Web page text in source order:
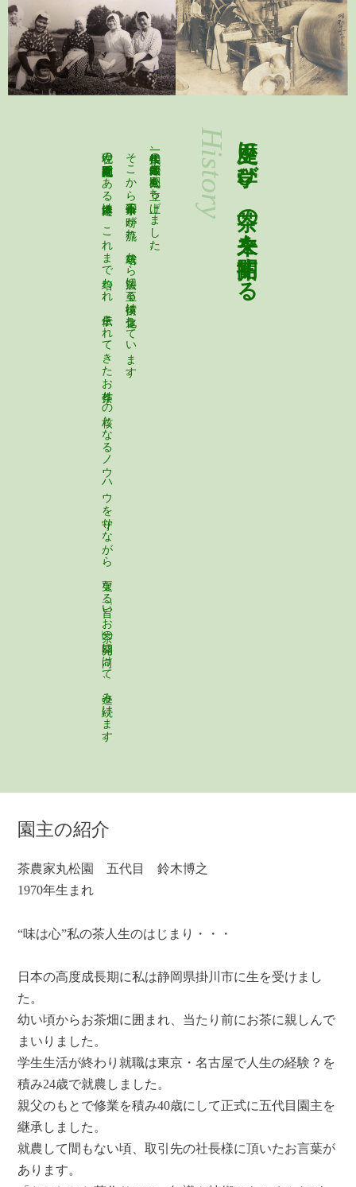
歴史に学び、茶の未来を開拓する
History
一八〇〇年代後半、鈴木儀太郎が丸松園を立ち上げました。
そこから百三十余年の時が流れ、栽培から製法に至る技術は進化しています。
現在の丸松園五代目園主である鈴木博之は、これまで培われ、伝承されてきたお茶作りの核となるノウハウを守りながら、更なる「旨いお茶」の開発に向けて、進み続けます。
園主の紹介
茶農家丸松園 五代目 鈴木博之
1970年生まれ
“味は心”私の茶人生のはじまり・・・
日本の高度成長期に私は静岡県掛川市に生を受けまし
た。
幼い頃からお茶畑に囲まれ、当たり前にお茶に親しんで
まいりました。
学生生活が終わり就職は東京・名古屋で人生の経験？を
積み24歳で就農しました。
親父のもとで修業を積み40歳にして正式に五代目園主を
継承しました。
就農して間もない頃、取引先の社長様に頂いたお言葉が
あります。